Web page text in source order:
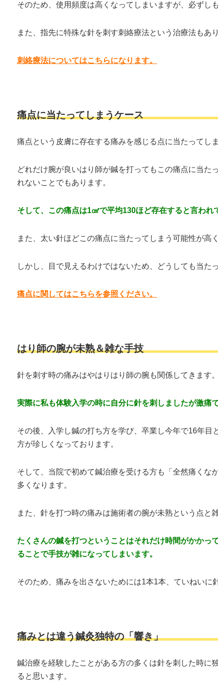
そのため、使用頻度は高くなってしまいますが、必ずし
また、指先に特殊な針を刺す刺絡療法という治療法もあ
刺絡療法についてはこちらになります。
痛点に当たってしまうケース
痛点という皮膚に存在する痛みを感じる点に当たってし
どれだけ腕が良いはり師が鍼を打ってもこの痛点に当
れないことでもあります。
そして、この痛点は1㎠で平均130ほど存在すると言われ
また、太い針ほどこの痛点に当たってしまう可能性が高
しかし、目で見えるわけではないため、どうしても当た
痛点に関してはこちらを参照ください。
はり師の腕が未熟＆雑な手技
針を刺す時の痛みはやはりはり師の腕も関係してきます
実際に私も体験入学の時に自分に針を刺しましたが激痛
その後、入学し鍼の打ち方を学び、卒業し今年で16年
方が珍しくなっております。
そして、当院で初めて鍼治療を受ける方も「全然痛くな
多くなります。
また、針を打つ時の痛みは施術者の腕が未熟という点と
たくさんの鍼を打つということはそれだけ時間がかかっ
ることで手技が雑になってしまいます。
そのため、痛みを出さないためには1本1本、ていねいに
痛みとは違う鍼灸独特の「響き」
鍼治療を経験したことがある方の多くは針を刺した時に
ると思います。